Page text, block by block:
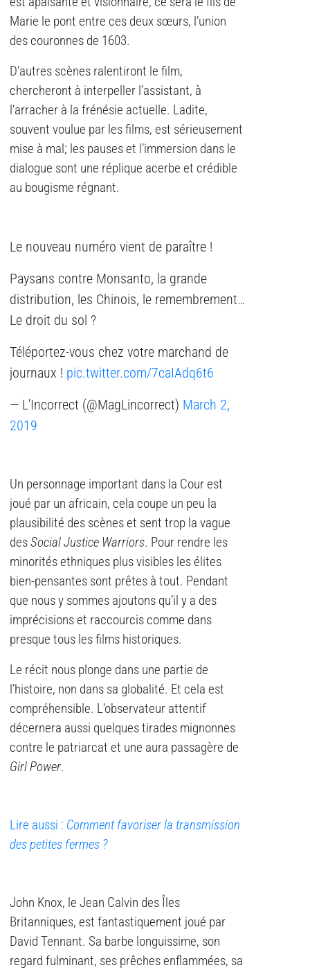
Marie le pont entre ces deux sœurs, l’union
des couronnes de 1603.
D’autres scènes ralentiront le film,
chercheront à interpeller l’assistant, à
l’arracher à la frénésie actuelle. Ladite,
souvent voulue par les films, est sérieusement
mise à mal; les pauses et l’immersion dans le
dialogue sont une réplique acerbe et crédible
au bougisme régnant.
Le nouveau numéro vient de paraître !
Paysans contre Monsanto, la grande
distribution, les Chinois, le remembrement…
Le droit du sol ?
Téléportez-vous chez votre marchand de
journaux ! pic.twitter.com/7caIAdq6t6
— L'Incorrect (@MagLincorrect) March 2,
2019
Un personnage important dans la Cour est
joué par un africain, cela coupe un peu la
plausibilité des scènes et sent trop la vague
desSocial Justice Warriors. Pour rendre les
minorités ethniques plus visibles les élites
bien-pensantes sont prêtes à tout. Pendant
que nous y sommes ajoutons qu’il y a des
imprécisions et raccourcis comme dans
presque tous les films historiques.
Le récit nous plonge dans une partie de
l’histoire, non dans sa globalité. Et cela est
compréhensible. L’observateur attentif
décernera aussi quelques tirades mignonnes
contre le patriarcat et une aura passagère de
Girl Power.
Lire aussi : Comment favoriser la transmission
des petites fermes ?
John Knox, le Jean Calvin des Îles
Britanniques, est fantastiquement joué par
David Tennant. Sa barbe longuissime, son
regard fulminant, ses prêches enflammées, sa